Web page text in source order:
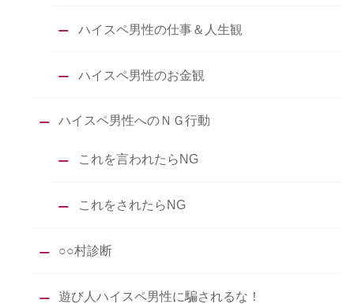
ハイスペ男性の仕事＆人生観
ハイスペ男性のお金観
ハイスペ男性へのＮＧ行動
これを言われたらNG
これをされたらNG
○○村診断
遊び人ハイスペ男性に騙されるな！